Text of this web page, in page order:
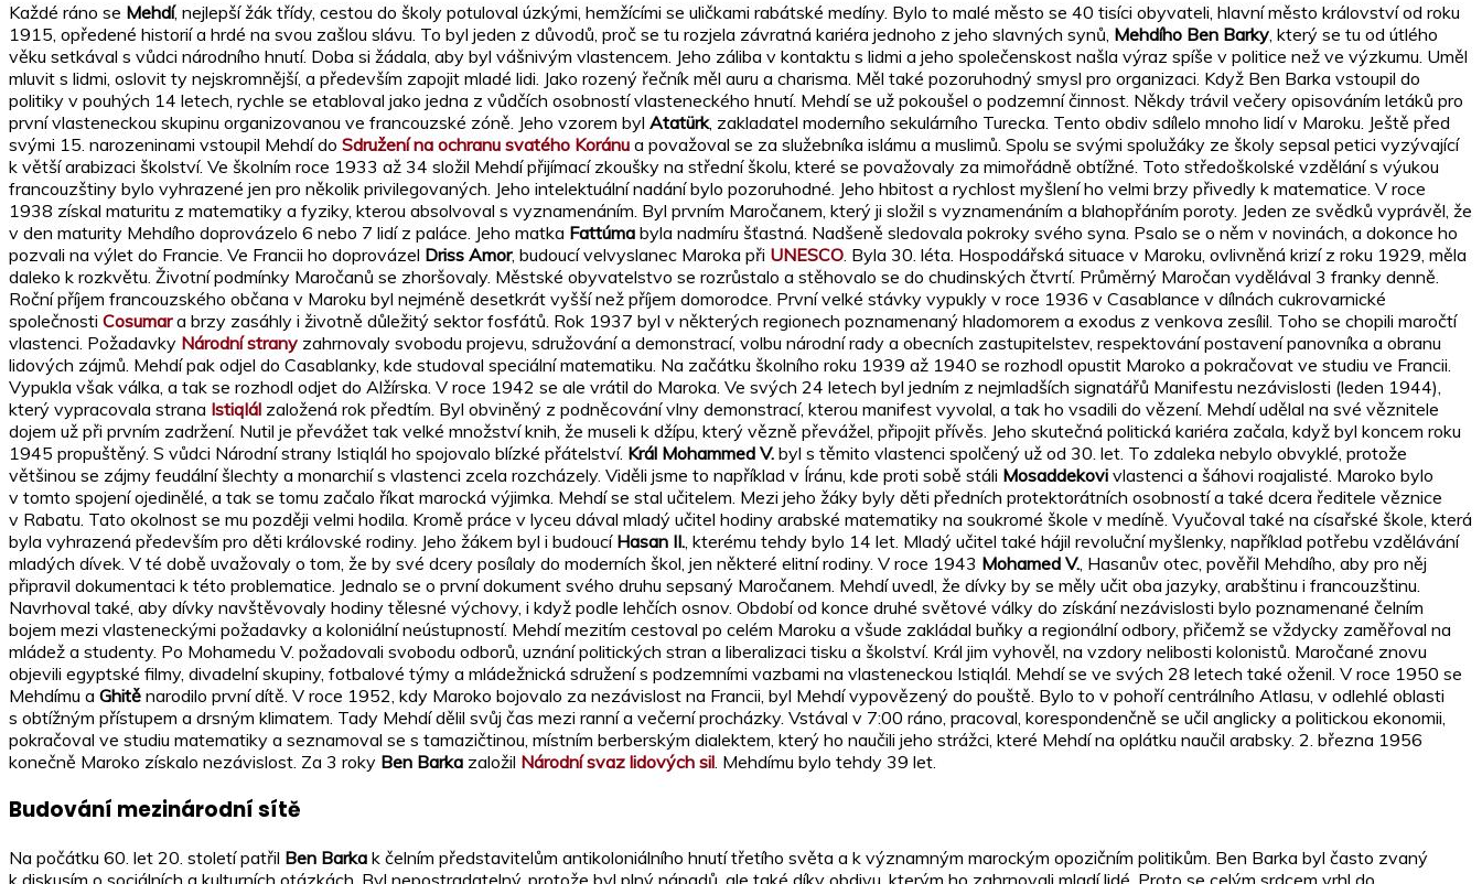
Každé ráno se Mehdí, nejlepší žák třídy, cestou do školy potuloval úzkými, hemžícími se uličkami rabátské medíny. Bylo to malé město se 40 tisíci obyvateli, hlavní město království od roku
1915, opředené historií a hrdé na svou zašlou slávu. To byl jeden z důvodů, proč se tu rozjela závratná kariéra jednoho z jeho slavných synů, Mehdího Ben Barky, který se tu od útlého
věku setkával s vůdci národního hnutí. Doba si žádala, aby byl vášnivým vlastencem. Jeho záliba v kontaktu s lidmi a jeho společenskost našla výraz spíše v politice než ve výzkumu. Uměl
mluvit s lidmi, oslovit ty nejskromnější, a především zapojit mladé lidi. Jako rozený řečník měl auru a charisma. Měl také pozoruhodný smysl pro organizaci. Když Ben Barka vstoupil do
politiky v pouhých 14 letech, rychle se etabloval jako jedna z vůdčích osobností vlasteneckého hnutí. Mehdí se už pokoušel o podzemní činnost. Někdy trávil večery opisováním letáků pro
první vlasteneckou skupinu organizovanou ve francouzské zóně. Jeho vzorem byl Atatürk, zakladatel moderního sekulárního Turecka. Tento obdiv sdílelo mnoho lidí v Maroku. Ještě před
svými 15. narozeninami vstoupil Mehdí do Sdružení na ochranu svatého Koránu a považoval se za služebníka islámu a muslimů. Spolu se svými spolužáky ze školy sepsal petici vyzývající
k větší arabizaci školství. Ve školním roce 1933 až 34 složil Mehdí přijímací zkoušky na střední školu, které se považovaly za mimořádně obtížné. Toto středoškolské vzdělání s výukou
francouzštiny bylo vyhrazené jen pro několik privilegovaných. Jeho intelektuální nadání bylo pozoruhodné. Jeho hbitost a rychlost myšlení ho velmi brzy přivedly k matematice. V roce
1938 získal maturitu z matematiky a fyziky, kterou absolvoval s vyznamenáním. Byl prvním Maročanem, který ji složil s vyznamenáním a blahopřáním poroty. Jeden ze svědků vyprávěl, že
v den maturity Mehdího doprovázelo 6 nebo 7 lidí z paláce. Jeho matka Fattúma byla nadmíru šťastná. Nadšeně sledovala pokroky svého syna. Psalo se o něm v novinách, a dokonce ho
pozvali na výlet do Francie. Ve Francii ho doprovázel Driss Amor, budoucí velvyslanec Maroka při UNESCO. Byla 30. léta. Hospodářská situace v Maroku, ovlivněná krizí z roku 1929, měla
daleko k rozkvětu. Životní podmínky Maročanů se zhoršovaly. Městské obyvatelstvo se rozrůstalo a stěhovalo se do chudinských čtvrtí. Průměrný Maročan vydělával 3 franky denně.
Roční příjem francouzského občana v Maroku byl nejméně desetkrát vyšší než příjem domorodce. První velké stávky vypukly v roce 1936 v Casablance v dílnách cukrovarnické
společnosti Cosumara brzy zasáhly i životně důležitý sektor fosfátů. Rok 1937 byl v některých regionech poznamenaný hladomorem a exodus z venkova zesílil. Toho se chopili maročtí
vlastenci. Požadavky Národní strany zahrnovaly svobodu projevu, sdružování a demonstrací, volbu národní rady a obecních zastupitelstev, respektování postavení panovníka a obranu
lidových zájmů. Mehdí pak odjel do Casablanky, kde studoval speciální matematiku. Na začátku školního roku 1939 až 1940 se rozhodl opustit Maroko a pokračovat ve studiu ve Francii.
Vypukla však válka, a tak se rozhodl odjet do Alžírska. V roce 1942 se ale vrátil do Maroka. Ve svých 24 letech byl jedním z nejmladších signatářů Manifestu nezávislosti (leden 1944),
který vypracovala strana Istiqlál založená rok předtím. Byl obviněný z podněcování vlny demonstrací, kterou manifest vyvolal, a tak ho vsadili do vězení. Mehdí udělal na své věznitele
dojem už při prvním zadržení. Nutil je převážet tak velké množství knih, že museli k džípu, který vězně převážel, připojit přívěs. Jeho skutečná politická kariéra začala, když byl koncem roku
1945 propuštěný. S vůdci Národní strany Istiqlál ho spojovalo blízké přátelství. Král Mohammed V. byl s těmito vlastenci spolčený už od 30. let. To zdaleka nebylo obvyklé, protože
většinou se zájmy feudální šlechty a monarchií s vlastenci zcela rozcházely. Viděli jsme to například v Íránu, kde proti sobě stáli Mosaddekovi vlastenci a šáhovi roajalisté. Maroko bylo
v tomto spojení ojedinělé, a tak se tomu začalo říkat marocká výjimka. Mehdí se stal učitelem. Mezi jeho žáky byly děti předních protektorátních osobností a také dcera ředitele věznice
v Rabatu. Tato okolnost se mu později velmi hodila. Kromě práce v lyceu dával mladý učitel hodiny arabské matematiky na soukromé škole v medíně. Vyučoval také na císařské škole, která
byla vyhrazená především pro děti královské rodiny. Jeho žákem byl i budoucí Hasan II., kterému tehdy bylo 14 let. Mladý učitel také hájil revoluční myšlenky, například potřebu vzdělávání
mladých dívek. V té době uvažovaly o tom, že by své dcery posílaly do moderních škol, jen některé elitní rodiny. V roce 1943 Mohamed V., Hasanův otec, pověřil Mehdího, aby pro něj
připravil dokumentaci k této problematice. Jednalo se o první dokument svého druhu sepsaný Maročanem. Mehdí uvedl, že dívky by se měly učit oba jazyky, arabštinu i francouzštinu.
Navrhoval také, aby dívky navštěvovaly hodiny tělesné výchovy, i když podle lehčích osnov. Období od konce druhé světové války do získání nezávislosti bylo poznamenané čelním
bojem mezi vlasteneckými požadavky a koloniální neústupností. Mehdí mezitím cestoval po celém Maroku a všude zakládal buňky a regionální odbory, přičemž se vždycky zaměřoval na
mládež a studenty. Po Mohamedu V. požadovali svobodu odborů, uznání politických stran a liberalizaci tisku a školství. Král jim vyhověl, na vzdory nelibosti kolonistů. Maročané znovu
objevili egyptské filmy, divadelní skupiny, fotbalové týmy a mládežnická sdružení s podzemními vazbami na vlasteneckou Istiqlál. Mehdí se ve svých 28 letech také oženil. V roce 1950 se
Mehdímu a Ghitě narodilo první dítě. V roce 1952, kdy Maroko bojovalo za nezávislost na Francii, byl Mehdí vypovězený do pouště. Bylo to v pohoří centrálního Atlasu, v odlehlé oblasti
s obtížným přístupem a drsným klimatem. Tady Mehdí dělil svůj čas mezi ranní a večerní procházky. Vstával v 7:00 ráno, pracoval, korespondenčně se učil anglicky a politickou ekonomii,
pokračoval ve studiu matematiky a seznamoval se s tamazičtinou, místním berberským dialektem, který ho naučili jeho strážci, které Mehdí na oplátku naučil arabsky. 2. března 1956
konečně Maroko získalo nezávislost. Za 3 roky Ben Barka založil Národní svaz lidových sil. Mehdímu bylo tehdy 39 let.
Budování mezinárodní sítě
Na počátku 60. let 20. století patřil Ben Barka k čelním představitelům antikoloniálního hnutí třetího světa a k významným marockým opozičním politikům. Ben Barka byl často zvaný
k diskusím o sociálních a kulturních otázkách. Byl nepostradatelný, protože byl plný nápadů, ale také díky obdivu, kterým ho zahrnovali mladí lidé. Proto se celým srdcem vrhl do